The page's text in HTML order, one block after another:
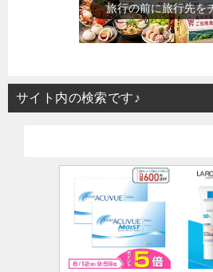
歴史上の人物を動
サイト内の検索です♪